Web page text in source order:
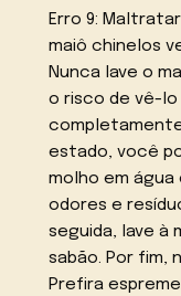
Erro 9:
maiô chinelos
Nunca lave o
o risco de vê-
estado, você
molho em
odores e
seguida, lave à
sabão. Por fim,
Prefira